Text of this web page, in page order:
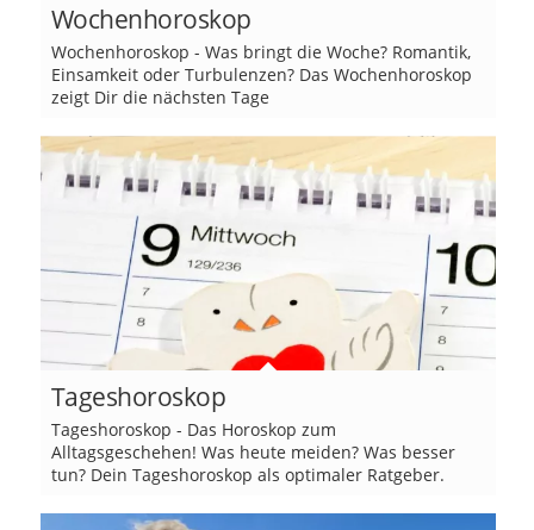
Wochenhoroskop
Wochenhoroskop - Was bringt die Woche? Romantik,
Einsamkeit oder Turbulenzen? Das Wochenhoroskop
zeigt Dir die nächsten Tage
Tageshoroskop
Tageshoroskop - Das Horoskop zum
Alltagsgeschehen! Was heute meiden? Was besser
tun? Dein Tageshoroskop als optimaler Ratgeber.